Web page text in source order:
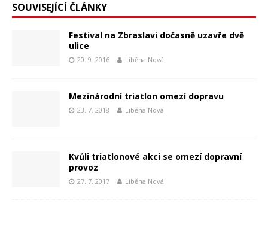
SOUVISEJÍCÍ ČLÁNKY
Festival na Zbraslavi dočasně uzavře dvě
ulice
20. 9. 2016 Liběna Nová
Mezinárodní triatlon omezí dopravu
23. 7. 2018 Liběna Nová
Kvůli triatlonové akci se omezí dopravní
provoz
27. 7. 2017 Liběna Nová